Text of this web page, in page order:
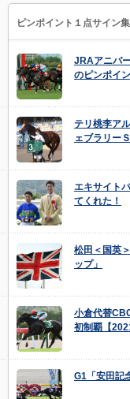
ピンポイント１点サイン集
JRAアニバ
のピンポイ
テリ桃李ア
ェブラリーＳ
エキサイト
てくれた！
松田＜国英
ップ」
小倉代替
初制覇【
G1「安田記